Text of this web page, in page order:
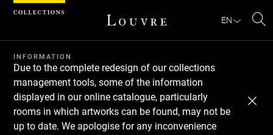
EN
INFORMATION
Due to the complete redesign of our collections
management tools, some of the information
displayed in our online catalogue, particularly
rooms in which artworks can be found, may not be
up to date. We apologise for any inconvenience
Cookies management panel